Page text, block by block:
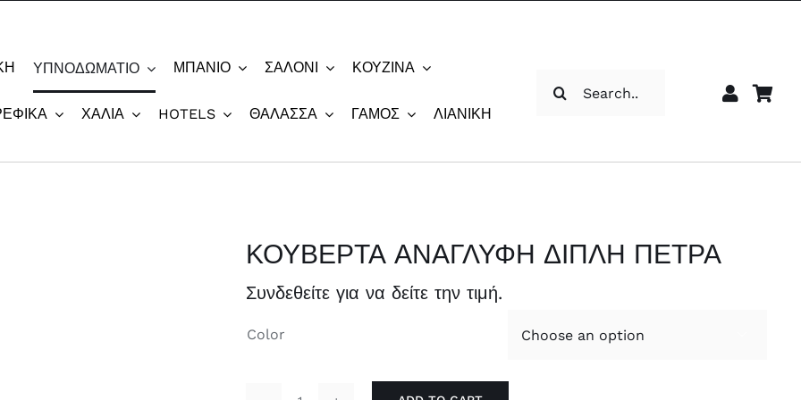
ΥΠΝΟΔΩΜΆΤΙΟ ΜΠΆΝΙΟ ΣΑΛΌΝΙ ΚΟΥΖΊΝΑ
ΧΑΛΙΆ HOTELS ΘΆΛΑΣΣΑ ΓΆΜΟΣ ΛΙΑΝΙΚΉ
ΚΟΥΒΕΡΤΑ ΑΝΑΓΛΥΦΗ ΔΙΠΛΗ ΠΕΤΡΑ
Συνδεθείτε για να δείτε την τιμή.
Color